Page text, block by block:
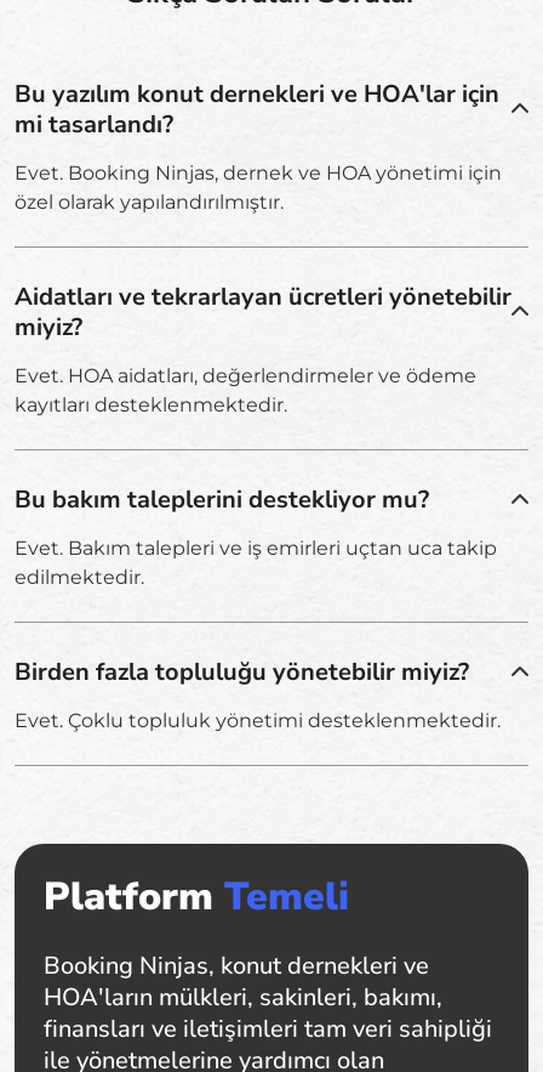
Bu yazılım konut dernekleri ve HOA'lar için
mi tasarlandı?
Evet. Booking Ninjas, dernek ve HOA yönetimi için
özel olarak yapılandırılmıştır.
Aidatları ve tekrarlayan ücretleri yönetebilir
miyiz?
Evet. HOA aidatları, değerlendirmeler ve ödeme
kayıtları desteklenmektedir.
Bu bakım taleplerini destekliyor mu?
Evet. Bakım talepleri ve iş emirleri uçtan uca takip
edilmektedir.
Birden fazla topluluğu yönetebilir miyiz?
Evet. Çoklu topluluk yönetimi desteklenmektedir.
Platform Temeli
Booking Ninjas, konut dernekleri ve
HOA'ların mülkleri, sakinleri, bakımı,
finansları ve iletişimleri tam veri sahipliği
ile yönetmelerine yardımcı olan